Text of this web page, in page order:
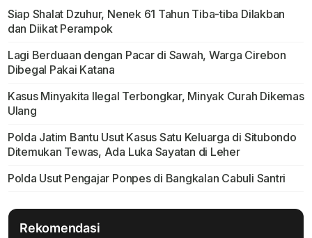
Siap Shalat Dzuhur, Nenek 61 Tahun Tiba-tiba Dilakban
dan Diikat Perampok
Lagi Berduaan dengan Pacar di Sawah, Warga Cirebon
Dibegal Pakai Katana
Kasus Minyakita Ilegal Terbongkar, Minyak Curah Dikemas
Ulang
Polda Jatim Bantu Usut Kasus Satu Keluarga di Situbondo
Ditemukan Tewas, Ada Luka Sayatan di Leher
Polda Usut Pengajar Ponpes di Bangkalan Cabuli Santri
Rekomendasi